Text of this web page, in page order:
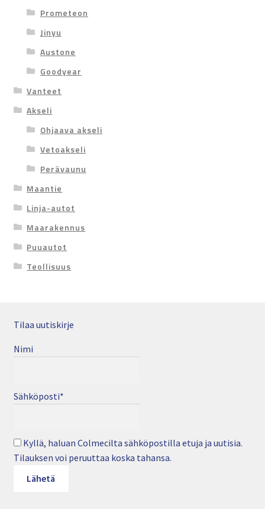
Prometeon
Jinyu
Austone
Goodyear
Vanteet
Akseli
Ohjaava akseli
Vetoakseli
Perävaunu
Maantie
Linja-autot
Maarakennus
Puuautot
Teollisuus
Tilaa uutiskirje
Nimi
Sähköposti*
Kyllä, haluan Colmecilta sähköpostilla etuja ja uutisia.
Tilauksen voi peruuttaa koska tahansa.